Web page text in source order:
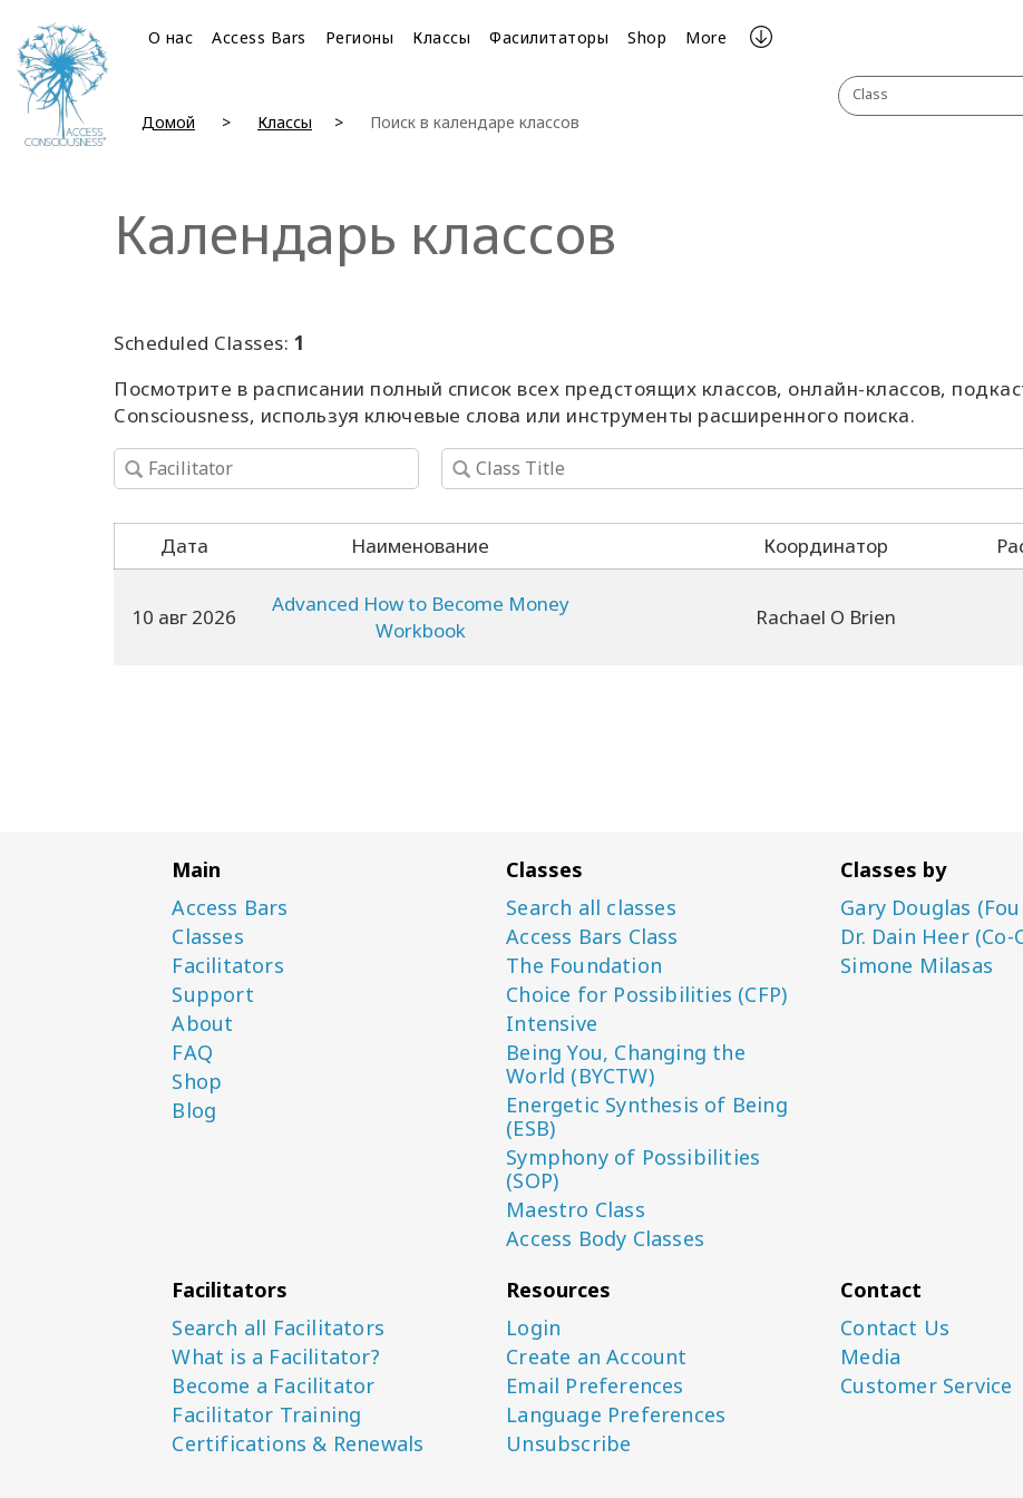
О нас Access Bars Регионы Классы Фасилитаторы Shop More
Class
Домой Классы Поиск в календаре классов
Календарь классов
Scheduled Classes: 1
Посмотрите в расписании полный список всех предстоящих классов, онлайн-классов,
Consciousness, используя ключевые слова или инструменты расширенного поиска.
Дата Наименование Координатор
10 авг 2026
Advanced How to Become Money
Workbook
Rachael O Brien
Main
Access Bars
Classes
Facilitators
Support
About
FAQ
Shop
Blog
Classes
Search all classes
Access Bars Class
The Foundation
Choice for Possibilities (CFP)
Intensive
Being You, Changing the
World (BYCTW)
Energetic Synthesis of Being
(ESB)
Symphony of Possibilities
(SOP)
Maestro Class
Access Body Classes
Classes by
Gary Douglas
Dr. Dain Heer
Simone Milasas
Facilitators
Search all Facilitators
What is a Facilitator?
Become a Facilitator
Facilitator Training
Certifications & Renewals
Resources
Login
Create an Account
Email Preferences
Language Preferences
Unsubscribe
Contact
Contact Us
Media
Customer Service